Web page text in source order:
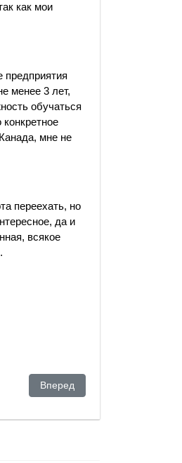
как мои
менее 3 лет,
обучаться
мне не
переехать, но
да и
всякое
Следующий: «Симптомы»
Вперед